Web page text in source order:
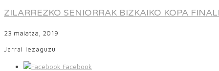
ZILARREZKO SENIORRAK BIZKAIKO KOPA
23 maiatza, 2019
Jarrai iezaguzu
Facebook